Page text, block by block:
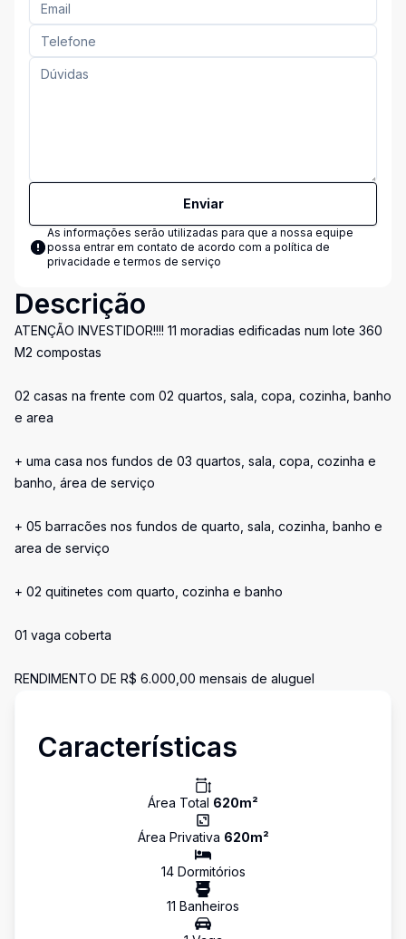
Enviar
As informações serão utilizadas para que a nossa equipe
possa entrar em contato de acordo com a política de
privacidade e termos de serviço
Descrição
ATENÇÃO INVESTIDOR!!!! 11 moradias edificadas num lote 360
M2 compostas
02 casas na frente com 02 quartos, sala, copa, cozinha, banho
e area
+ uma casa nos fundos de 03 quartos, sala, copa, cozinha e
banho, área de serviço
+ 05 barracões nos fundos de quarto, sala, cozinha, banho e
area de serviço
+ 02 quitinetes com quarto, cozinha e banho
01 vaga coberta
RENDIMENTO DE R$ 6.000,00 mensais de aluguel
Características
Área Total 620m²
Área Privativa 620m²
14Dormitórios
11 Banheiros